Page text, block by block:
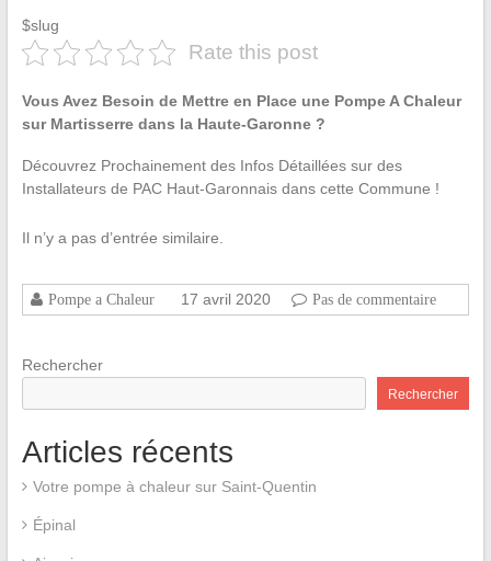
$slug
Rate this post
Vous Avez Besoin de Mettre en Place une Pompe A Chaleur
sur Martisserre dans la Haute-Garonne ?
Découvrez Prochainement des Infos Détaillées sur des
Installateurs de PAC Haut-Garonnais dans cette Commune !
Il n’y a pas d’entrée similaire.
Pompe a Chaleur 17 avril 2020 Pas de commentaire
Rechercher
Rechercher
Articles récents
Votre pompe à chaleur sur Saint-Quentin
Épinal